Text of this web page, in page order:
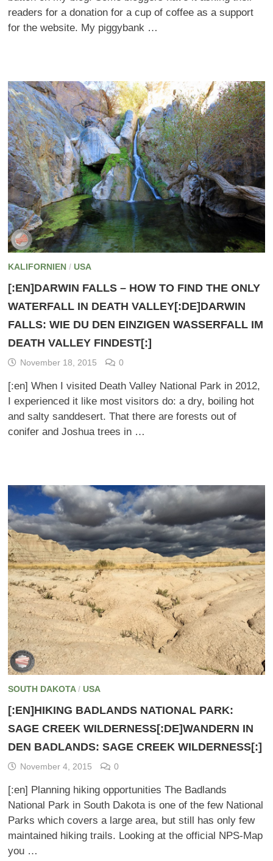
readers for a donation for a cup of coffee as a support
for the website. My piggybank …
KALIFORNIEN/ USA
[:EN]DARWIN FALLS – HOW TO FIND THE ONLY
WATERFALL IN DEATH VALLEY[:DE]DARWIN
FALLS: WIE DU DEN EINZIGEN WASSERFALL IM
DEATH VALLEY FINDEST[:]
November 18, 2015 0
[:en] When I visited Death Valley National Park in 2012,
I experienced it like most visitors do: a dry, boiling hot
and salty sanddesert. That there are forests out of
conifer and Joshua trees in …
SOUTH DAKOTA/ USA
[:EN]HIKING BADLANDS NATIONAL PARK:
SAGE CREEK WILDERNESS[:DE]WANDERN IN
DEN BADLANDS: SAGE CREEK WILDERNESS[:]
November 4, 2015 0
[:en] Planning hiking opportunities The Badlands
National Park in South Dakota is one of the few National
Parks which covers a large area, but still has only few
maintained hiking trails. Looking at the official NPS-Map
you …